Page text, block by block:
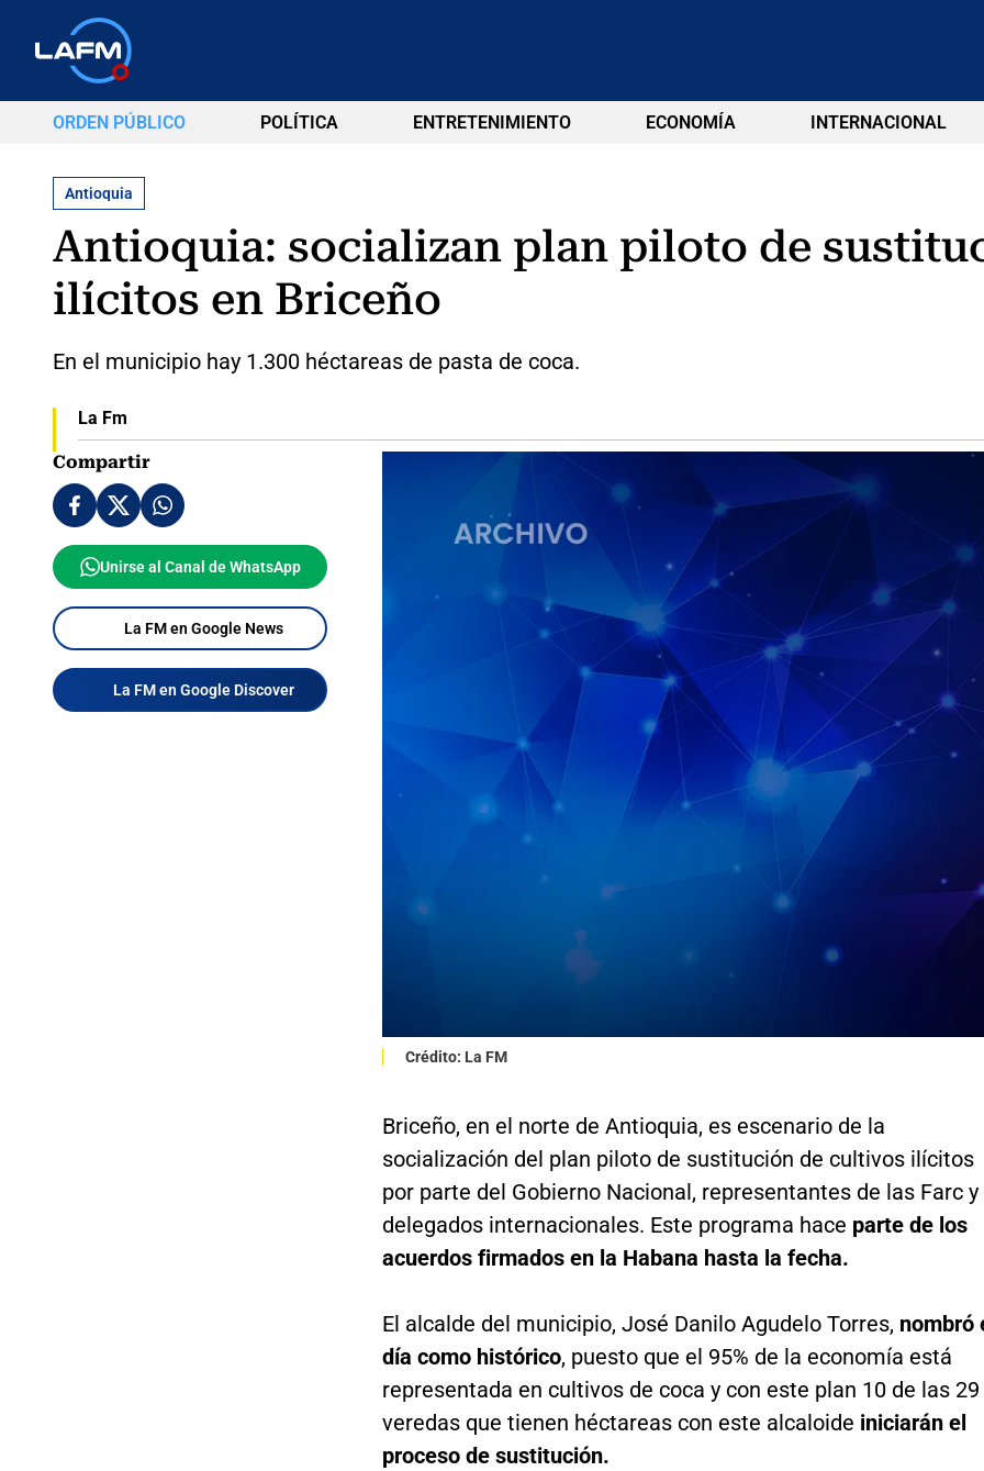
ORDEN PÚBLICO POLÍTICA ENTRETENIMIENTO ECONOMÍA INTERNACIONAL
Antioquia
Antioquia: socializan plan piloto de
ilícitos en Briceño
En el municipio hay 1.300 héctareas de pasta de coca.
La Fm
Compartir
Unirse al Canal de WhatsApp
La FM en Google News
La FM en Google Discover
Crédito: La FM
Briceño, en el norte de Antioquia, es escenario de la
socialización del plan piloto de sustitución de cultivos ilícitos
por parte del Gobierno Nacional, representantes de las Farc y
delegados internacionales. Este programa hace parte de los
acuerdos firmados en la Habana hasta la fecha.
El alcalde del municipio, José Danilo Agudelo Torres, nombró
día como histórico, puesto que el 95% de la economía está
representada en cultivos de coca y con este plan 10 de las 29
veredas que tienen héctareas con este alcaloide iniciarán el
proceso de sustitución.